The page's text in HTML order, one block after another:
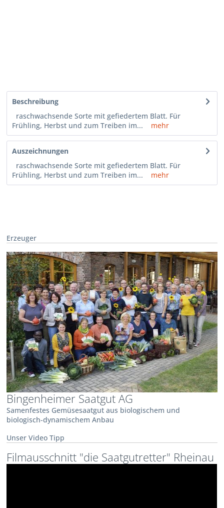
Beschreibung
raschwachsende Sorte mit gefiedertem Blatt. Für
Frühling, Herbst und zum Treiben im...
mehr
Auszeichnungen
raschwachsende Sorte mit gefiedertem Blatt. Für
Frühling, Herbst und zum Treiben im...
mehr
Erzeuger
Bingenheimer Saatgut AG
Samenfestes Gemüsesaatgut aus biologischem und
biologisch-dynamischem Anbau
Unser Video Tipp
Filmausschnitt "die Saatgutretter" Rheinau